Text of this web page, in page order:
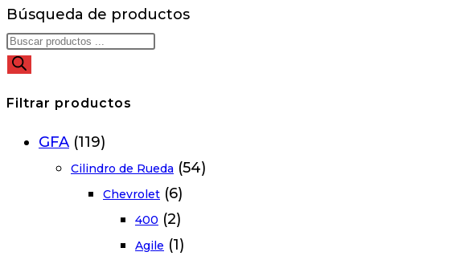
Búsqueda de productos
Filtrar productos
GFA (119)
Cilindro de Rueda (54)
Chevrolet (6)
400 (2)
Agile (1)